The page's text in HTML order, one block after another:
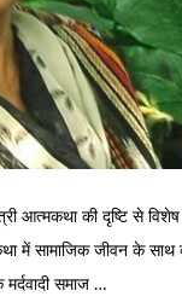
स्त्री आत्मकथा की दृष्टि से
में सामाजिक जीवन के साथ
मर्दवादी समाज …